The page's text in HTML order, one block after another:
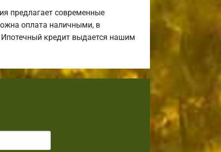
предлагает современные
оплата наличными, в
Ипотечный кредит выдается нашим